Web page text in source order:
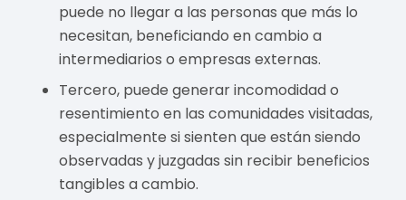
puede no llegar a las personas que más lo
necesitan, beneficiando en cambio a
intermediarios o empresas externas.
Tercero, puede generar incomodidad o
resentimiento en las comunidades visitadas,
especialmente si sienten que están siendo
observadas y juzgadas sin recibir beneficios
tangibles a cambio.